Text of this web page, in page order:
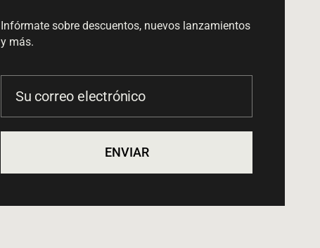
Infórmate sobre descuentos, nuevos lanzamientos
y más.
ENVIAR